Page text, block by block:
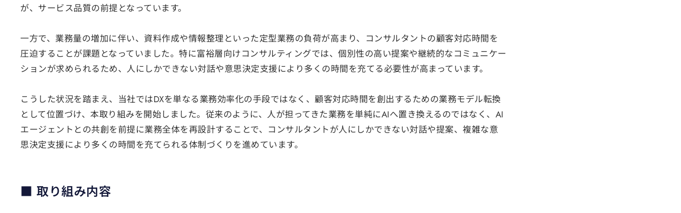
が、サービス品質の前提となっています。
一方で、業務量の増加に伴い、資料作成や情報整理といった定型業務の負荷が高まり、コンサルタントの顧客対応時間を
圧迫することが課題となっていました。特に富裕層向けコンサルティングでは、個別性の高い提案や継続的なコミュニケー
ションが求められるため、人にしかできない対話や意思決定支援により多くの時間を充てる必要性が高まっています。
こうした状況を踏まえ、当社ではDXを単なる業務効率化の手段ではなく、顧客対応時間を創出するための業務モデル転換
として位置づけ、本取り組みを開始しました。従来のように、人が担ってきた業務を単純にAIへ置き換えるのではなく、AI
エージェントとの共創を前提に業務全体を再設計することで、コンサルタントが人にしかできない対話や提案、複雑な意
思決定支援により多くの時間を充てられる体制づくりを進めています。
■ 取り組み内容